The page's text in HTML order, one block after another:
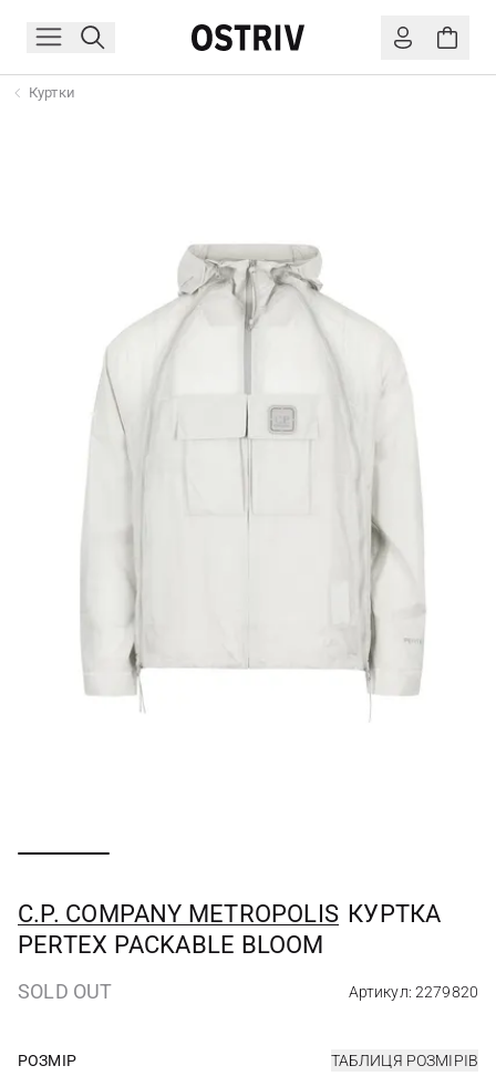
Куртки
C.P. COMPANY METROPOLIS КУРТКА
PERTEX PACKABLE BLOOM
SOLD OUT Артикул: 2279820
РОЗМІР ТАБЛИЦЯ РОЗМІРІВ